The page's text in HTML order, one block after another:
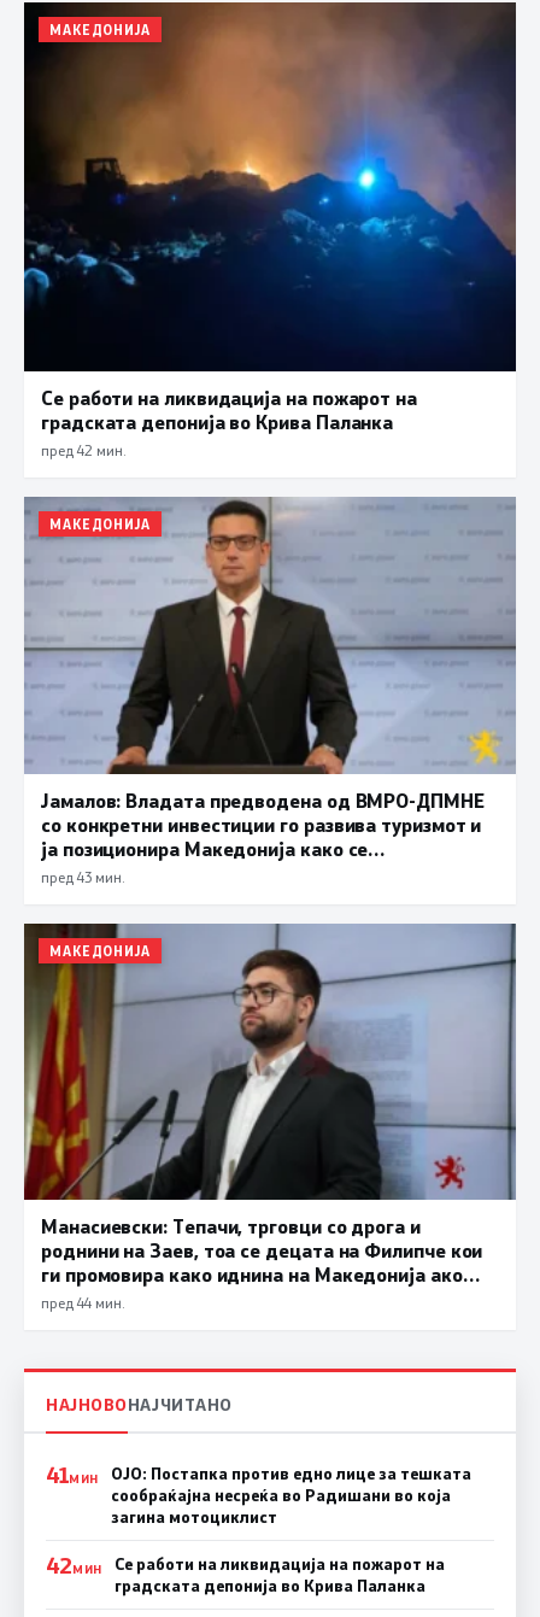
МАКЕДОНИЈА
Се работи на ликвидација на пожарот на
градската депонија во Крива Паланка
пред 42 мин.
МАКЕДОНИЈА
Јамалов: Владата предводена од ВМРО-ДПМНЕ
со конкретни инвестиции го развива туризмот и
ја позиционира Македонија како се
поатрактивна туристичка дестинација
пред 43 мин.
МАКЕДОНИЈА
Манасиевски: Тепачи, трговци со дрога и
роднини на Заев, тоа се децата на Филипче кои
ги промoвира како иднина на Македонија ако
дојде на власт
пред 44 мин.
НАЈНОВОНАЈЧИТАНО
41МИН
ОЈО: Постапка против едно лице за тешката
сообраќајна несреќа во Радишани во која
загина мотоциклист
42МИН
Се работи на ликвидација на пожарот на
градската депонија во Крива Паланка